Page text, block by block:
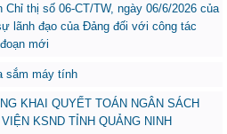
Chỉ thị số 06-CT/TW, ngày 06/6/2026 của
lãnh đạo của Đảng đối với công tác
mới
sắm máy tính
KHAI QUYẾT TOÁN NGÂN SÁCH
KSND TỈNH QUẢNG NINH